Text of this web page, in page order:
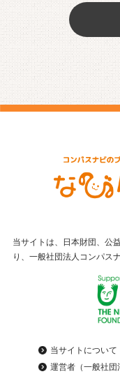
当サイトは、日本財団、公
り、一般社団法人コンパス
当サイトについて
運営者（一般社